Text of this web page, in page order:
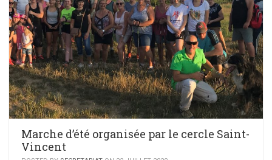
Marche d’été organisée par le cercle Saint-
Vincent